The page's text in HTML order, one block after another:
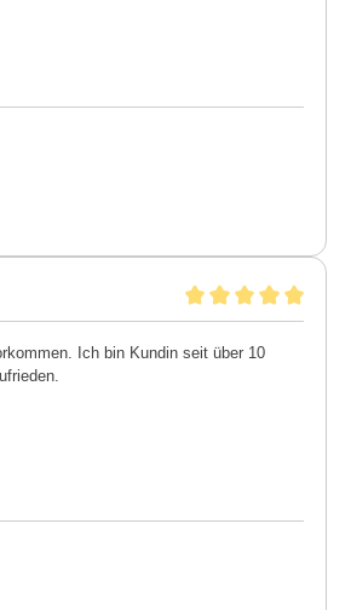
Ich bin Kundin seit über 10